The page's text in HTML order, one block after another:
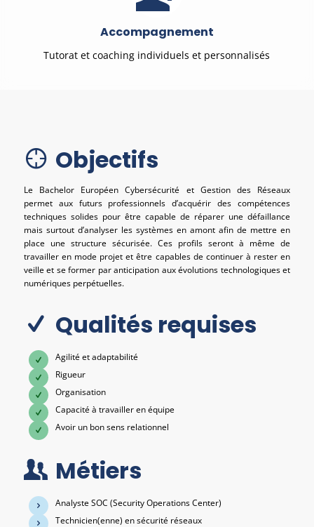
Accompagnement
Tutorat et coaching individuels et personnalisés
Objectifs
Le Bachelor Européen Cybersécurité et Gestion des Réseaux
permet aux futurs professionnels d’acquérir des compétences
techniques solides pour être capable de réparer une défaillance
mais surtout d’analyser les systèmes en amont afin de mettre en
place une structure sécurisée. Ces profils seront à même de
travailler en mode projet et être capables de continuer à rester en
veille et se former par anticipation aux évolutions technologiques et
numériques perpétuelles.
Qualités requises
Agilité et adaptabilité
Rigueur
Organisation
Capacité à travailler en équipe
Avoir un bon sens relationnel
Métiers
Analyste SOC (Security Operations Center)
Technicien(enne) en sécurité réseaux